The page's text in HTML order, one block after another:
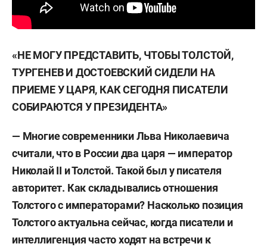
«НЕ МОГУ ПРЕДСТАВИТЬ, ЧТОБЫ ТОЛСТОЙ,
ТУРГЕНЕВ И ДОСТОЕВСКИЙ СИДЕЛИ НА
ПРИЕМЕ У ЦАРЯ, КАК СЕГОДНЯ ПИСАТЕЛИ
СОБИРАЮТСЯ У ПРЕЗИДЕНТА»
— Многие современники Льва Николаевича
считали, что в России два царя — император
Николай II и Толстой. Такой был у писателя
авторитет. Как складывались отношения
Толстого с императорами? Насколько позиция
Толстого актуальна сейчас, когда писатели и
интеллигенция часто ходят на встречи к